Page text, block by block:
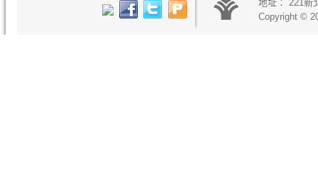
地址： 221新
Copyright ©